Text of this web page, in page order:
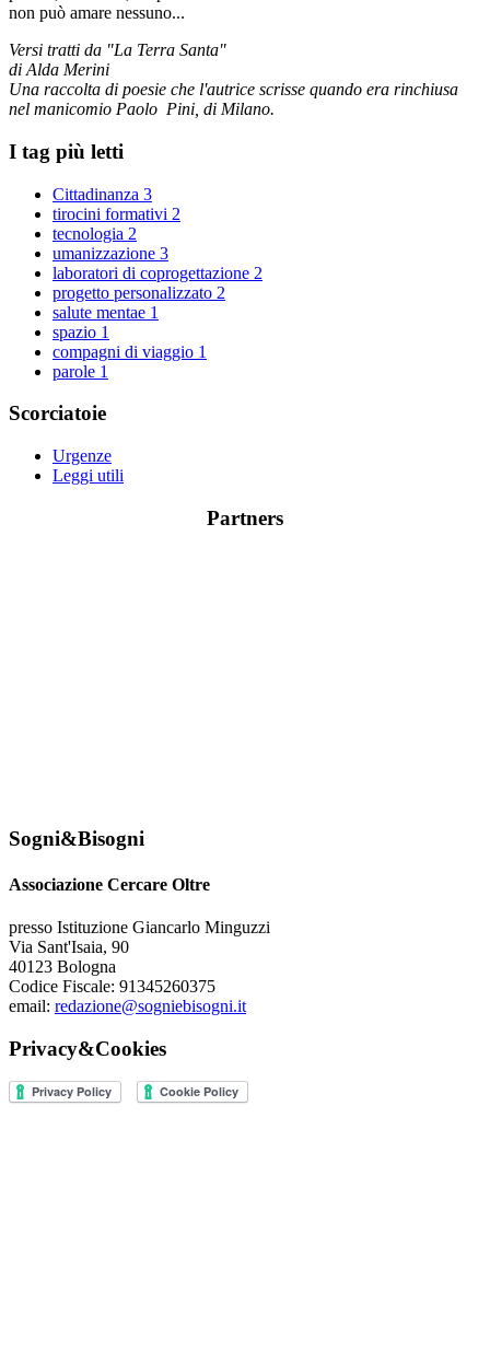
non può amare nessuno...
Versi tratti da "La Terra Santa"
di Alda Merini
Una raccolta di poesie che l'autrice scrisse quando era rinchiusa
nel manicomio Paolo Pini, di Milano.
I tag più letti
Cittadinanza 3
tirocini formativi 2
tecnologia 2
umanizzazione 3
laboratori di coprogettazione 2
progetto personalizzato 2
salute mentae 1
spazio 1
compagni di viaggio 1
parole 1
Scorciatoie
Urgenze
Leggi utili
Partners
Sogni&Bisogni
Associazione Cercare Oltre
presso Istituzione Giancarlo Minguzzi
Via Sant'Isaia, 90
40123 Bologna
Codice Fiscale: 91345260375
email: redazione@sogniebisogni.it
Privacy&Cookies